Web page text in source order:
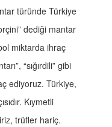
türünde Türkiye
dediği mantar
miktarda ihraç
“sığırdili” gibi
ediyoruz. Türkiye,
Kıymetli
trüfler hariç.